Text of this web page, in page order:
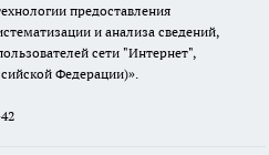
предоставления
и анализа сведений,
сети "Интернет",
Федерации)».